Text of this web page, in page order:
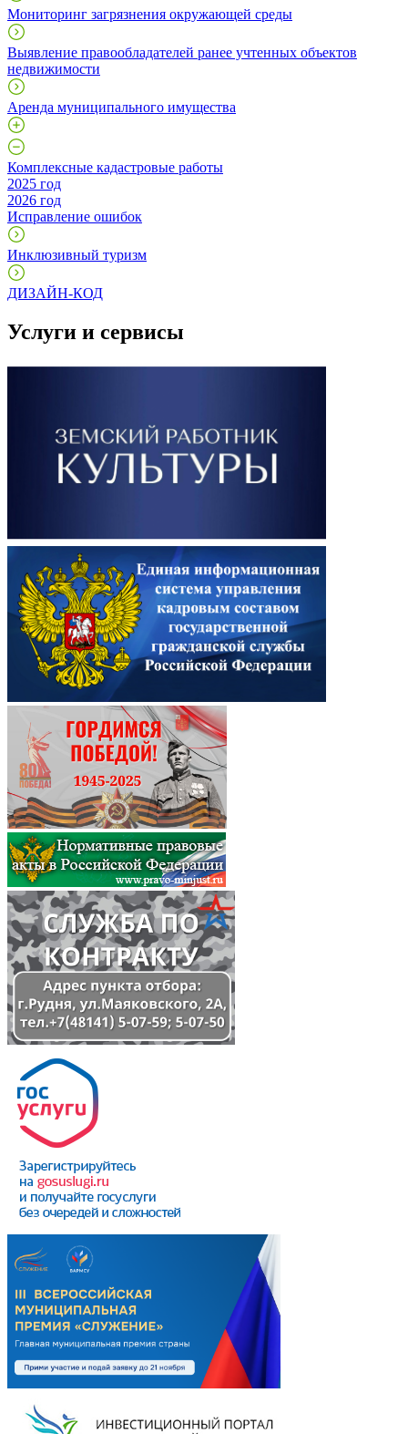
Мониторинг загрязнения окружающей среды
Выявление правообладателей ранее учтенных объектов
недвижимости
Аренда муниципального имущества
Комплексные кадастровые работы
2025 год
2026 год
Исправление ошибок
Инклюзивный туризм
ДИЗАЙН-КОД
Услуги и сервисы